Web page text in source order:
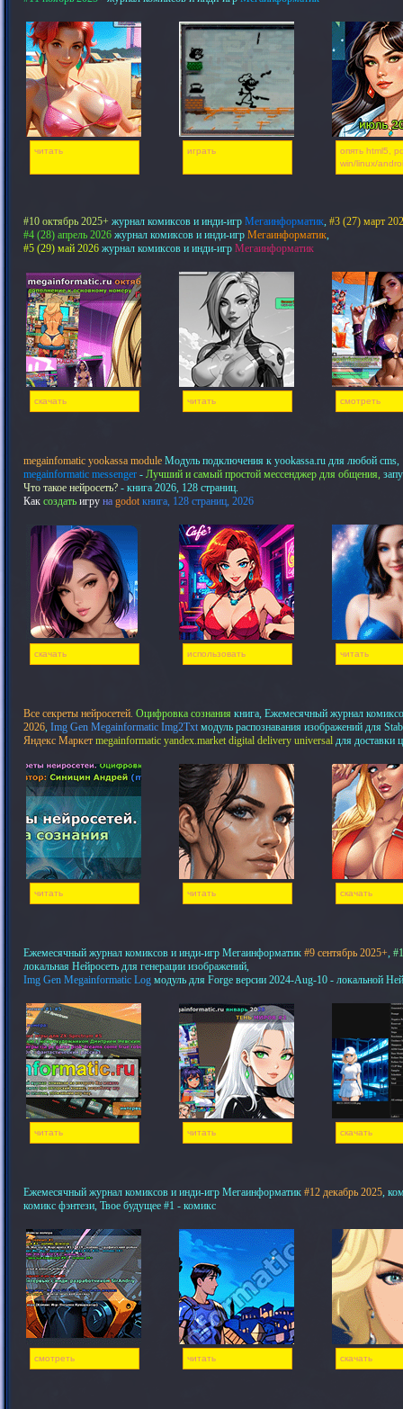
читать играть
опять html5,
win/linux/
#10 октябрь 2025+ журнал комиксов и инди-игр Мегаинформатик, #3 (27) март
#4 (28) апрель 2026 журнал комиксов и инди-игр Мегаинформатик,
#5 (29) май 2026 журнал комиксов и инди-игр Мегаинформатик
скачать читать смотреть
megainfomatic yookassa module Модуль подключения к yookassa.ru для любой cms,
megainformatic messenger - Лучший и самый простой мессенджер для общения,
Что такое нейросеть? - книга 2026, 128 страниц.
Как создать игру на godot книга, 128 страниц, 2026
скачать использовать читать
Все секреты нейросетей. Оцифровка сознания книга, Ежемесячный журнал
2026, Img Gen Megainformatic Img2Txt модуль распознавания изображений для
Яндекс Маркет megainformatic yandex.market digital delivery universal для доставки
читать читать скачать
Ежемесячный журнал комиксов и инди-игр Мегаинформатик #9 сентябрь 2025+,
локальная Нейросеть для генерации изображений,
Img Gen Megainformatic Log модуль для Forge версии 2024-Aug-10 - локальной
читать читать скачать
Ежемесячный журнал комиксов и инди-игр Мегаинформатик #12 декабрь 2025,
комикс фэнтези, Твое будущее #1 - комикс
смотреть читать скачать